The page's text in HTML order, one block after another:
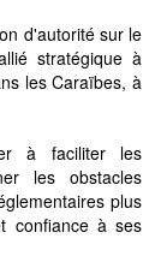
d'autorité sur le
stratégique à
les Caraïbes, à
à faciliter les
les obstacles
plus
confiance à ses